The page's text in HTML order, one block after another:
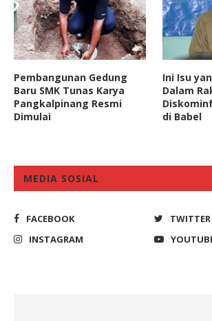
Pembangunan Gedung
Baru SMK Tunas Karya
Pangkalpinang Resmi
Dimulai
Ini Isu
Dalam
di Babel
MEDIA SOSIAL
FACEBOOK
TWITTER
INSTAGRAM